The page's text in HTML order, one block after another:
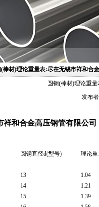
棒材)理论重量表:尽在无锡市祥和合
圆钢(棒材)理论重
发布
祥和合金高压钢管有限公司
圆钢直径d(型号)
理论重
13
1.04
14
1.21
15
1.39